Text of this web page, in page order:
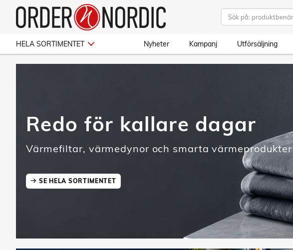
HELA SORTIMENTET Nyheter Kampanj Utförsäljning
Redo för kallare dagar
Värmefiltar, värmedynor och smarta värmeprodukter
SE HELA SORTIMENTET